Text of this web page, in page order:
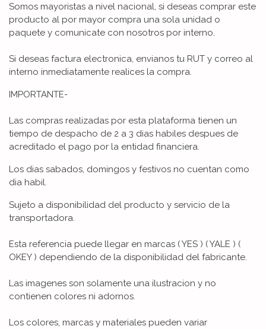
Somos mayoristas a nivel nacional, si deseas comprar este
producto al por mayor compra una sola unidad o
paquete y comunicate con nosotros por interno.
Si deseas factura electronica, envianos tu RUT y correo al
interno inmediatamente realices la compra.
IMPORTANTE-
Las compras realizadas por esta plataforma tienen un
tiempo de despacho de 2 a 3 dias habiles despues de
acreditado el pago por la entidad financiera.
Los dias sabados, domingos y festivos no cuentan como
dia habil.
Sujeto a disponibilidad del producto y servicio de la
transportadora.
Esta referencia puede llegar en marcas ( YES ) ( YALE ) (
OKEY ) dependiendo de la disponibilidad del fabricante.
Las imagenes son solamente una ilustracion y no
contienen colores ni adornos.
Los colores, marcas y materiales pueden variar